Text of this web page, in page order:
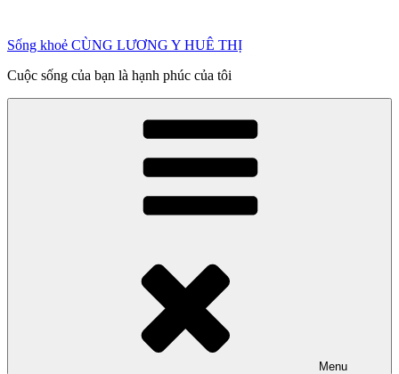
phần
dung
Sống khoẻ CÙNG LƯƠNG Y HUÊ THỊ
Cuộc sống của bạn là hạnh phúc của tôi
Menu